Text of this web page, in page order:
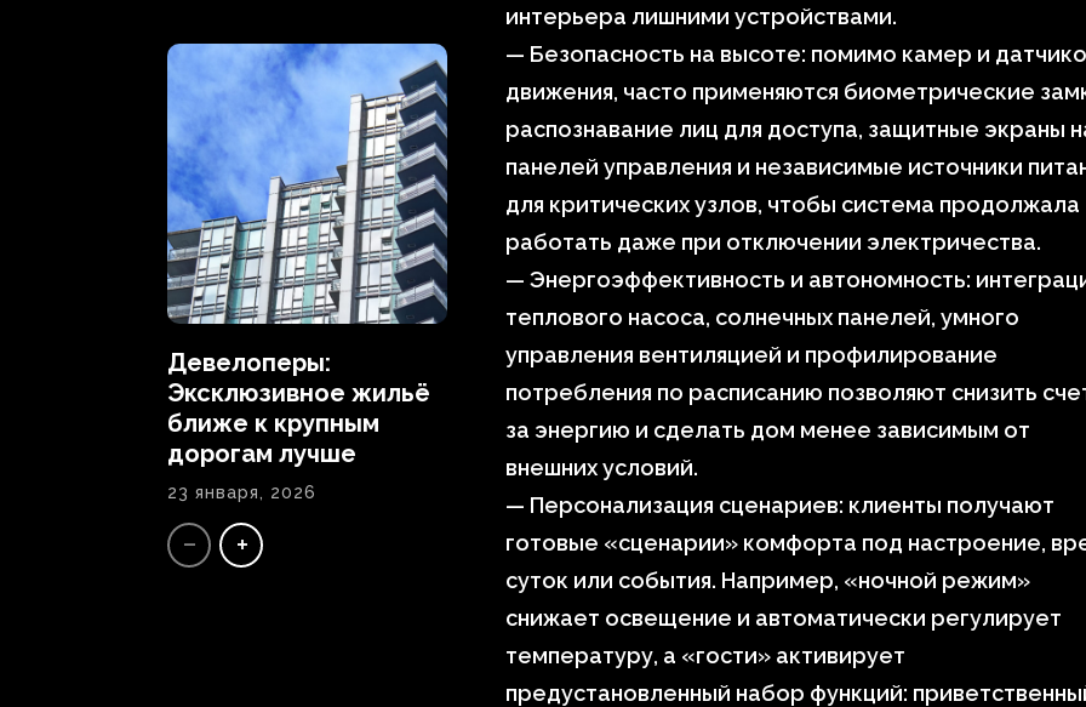
Девелоперы:
Эксклюзивное жильё
ближе к крупным
дорогам лучше
23 января, 2026
интерьера лишними устройствами.
— Безопасность на высоте: помимо камер и
движения, часто применяются биометрические
распознавание лиц для доступа, защитные экраны
панелей управления и независимые источники
для критических узлов, чтобы система продолжала
работать даже при отключении электричества.
— Энергоэффективность и автономность:
теплового насоса, солнечных панелей, умного
управления вентиляцией и профилирование
потребления по расписанию позволяют снизить
за энергию и сделать дом менее зависимым от
внешних условий.
— Персонализация сценариев: клиенты получают
готовые «сценарии» комфорта под настроение,
суток или события. Например, «ночной режим»
снижает освещение и автоматически регулирует
температуру, а «гости» активирует
предустановленный набор функций: